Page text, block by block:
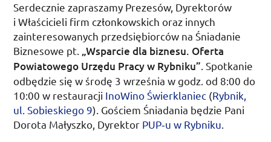
Serdecznie zapraszamy Prezesów, Dyrektorów
i Właścicieli firm członkowskich oraz innych
zainteresowanych przedsiębiorców na Śniadanie
Biznesowe pt. „Wsparcie dla biznesu. Oferta
Powiatowego Urzędu Pracy w Rybniku” . Spotkanie
odbędzie się wśrodę 3 września wgodz. od 8:00 do
10:00 w restauracji InoWino Świerklaniec (Rybnik,
ul. Sobieskiego 9). Gościem Śniadania będzie Pani
Dorota Małyszko, Dyrektor PUP‑u w Rybniku